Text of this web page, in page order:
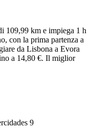
109,99 km e impiega 1 h
con la prima partenza a
da Lisbona a Evora
a 14,80 €. Il miglior
9